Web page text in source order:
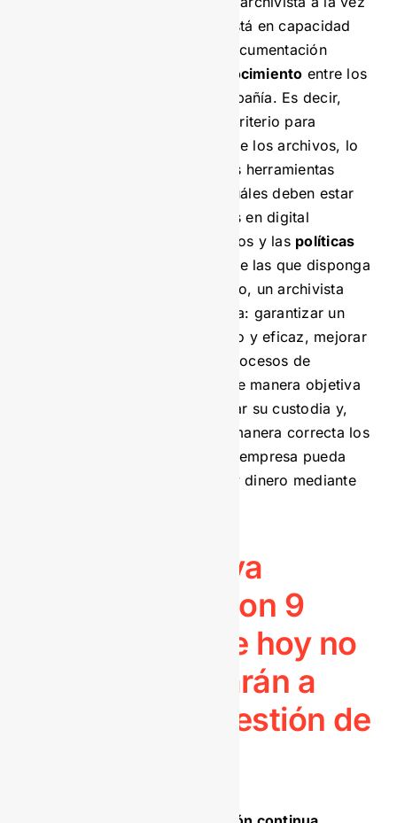
que organiza y planea, está en capacidad
de administrar tanto la documentación
gestión del conocimiento entre los
colaboradores de la compañía. Es decir,
este profesional tiene el criterio para
determinar los espacios de los archivos, lo
que significa que tiene las herramientas
necesarias para definir cuáles deben estar
en formato físico y cuáles en digital
partiendo de los protocolos y las políticas
de las que disponga
la empresa. En ese sentido, un archivista
tiene el conocimiento para: garantizar un
almacenamiento ordenado y eficaz, mejorar
la productividad en los procesos de
documentación, revisar de manera objetiva
la información y garantizar su custodia y,
finalmente, clasificar de manera correcta los
archivos de forma que la empresa pueda
ahorrar tiempo, espacio y dinero mediante
Descarga ya
nuestra guía con 9
resultados que hoy no
mides y ayudarán a
visualizar tu gestión de